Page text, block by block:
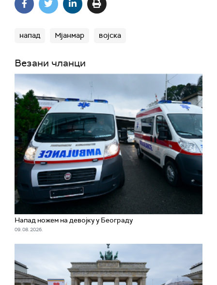
напад Мјанмар војска
Везани чланци
Напад ножем на девојку у Београду
09. 08. 2026.